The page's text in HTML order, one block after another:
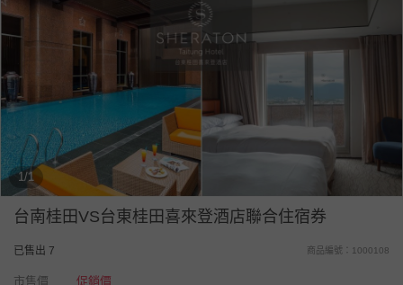
1/1
台南桂田VS台東桂田喜來登酒店聯合住宿券
已售出 7 商品編號：1000108
市售價 促銷價